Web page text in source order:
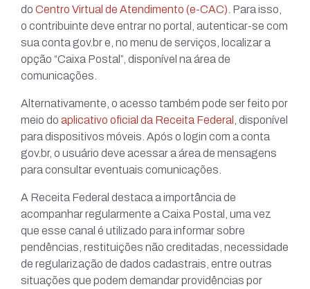
do Centro Virtual de Atendimento (e-CAC) . Para isso,
o contribuinte deve entrar no portal, autenticar-se com
sua conta gov.br e, no menu de serviços, localizar a
opção “Caixa Postal”, disponível na área de
comunicações.
Alternativamente, o acesso também pode ser feito por
meio do aplicativo oficial da Receita Federal
, disponível
para dispositivos móveis. Após o login com a conta
gov.br, o usuário deve acessar a área de mensagens
para consultar eventuais comunicações.
A Receita Federal destaca a importância de
acompanhar regularmente a Caixa Postal, uma vez
que esse canal é utilizado para informar sobre
pendências, restituições não creditadas, necessidade
de regularização de dados cadastrais, entre outras
situações que podem demandar providências por